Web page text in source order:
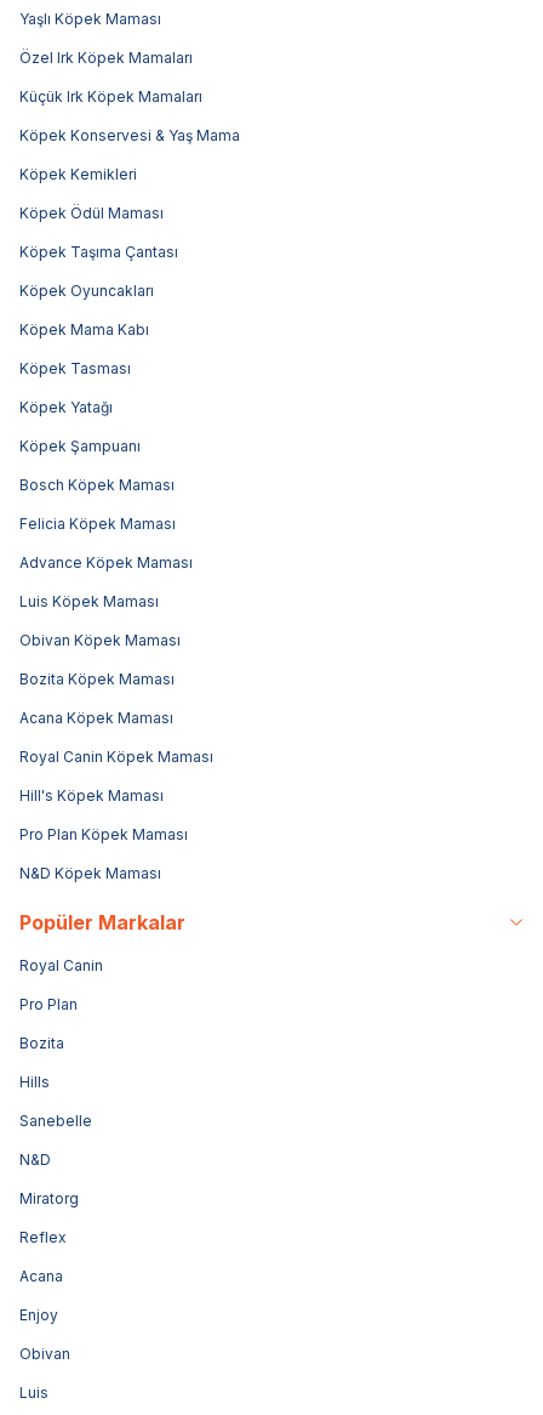
Yaşlı Köpek Maması
Özel Irk Köpek Mamaları
Küçük Irk Köpek Mamaları
Köpek Konservesi & Yaş Mama
Köpek Kemikleri
Köpek Ödül Maması
Köpek Taşıma Çantası
Köpek Oyuncakları
Köpek Mama Kabı
Köpek Tasması
Köpek Yatağı
Köpek Şampuanı
Bosch Köpek Maması
Felicia Köpek Maması
Advance Köpek Maması
Luis Köpek Maması
Obivan Köpek Maması
Bozita Köpek Maması
Acana Köpek Maması
Royal Canin Köpek Maması
Hill's Köpek Maması
Pro Plan Köpek Maması
N&D Köpek Maması
Popüler Markalar
Royal Canin
Pro Plan
Bozita
Hills
Sanebelle
N&D
Miratorg
Reflex
Acana
Enjoy
Obivan
Luis